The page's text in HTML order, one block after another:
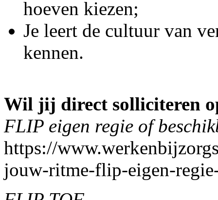
hoeven kiezen;
Je leert de cultuur van
kennen.
Wil jij direct solliciteren
FLIP eigen regie of
https://
jouw-ritme-flip-eigen-